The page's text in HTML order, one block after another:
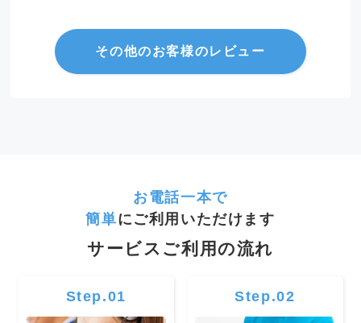
その他のお客様のレビュー
お電話一本で
簡単にご利用いただけます
サービスご利用の流れ
Step.01 Step.02